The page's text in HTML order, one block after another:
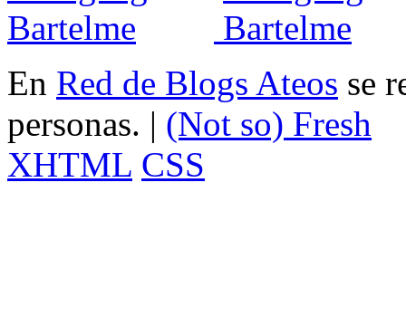
En Red de Blogs Ateos se
personas. | (Not so) Fresh
XHTML CSS